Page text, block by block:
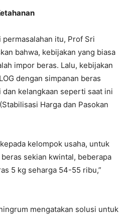
permasalahan itu, Prof Sri
bahwa, kebijakan yang biasa
impor beras. Lalu, kebijakan
dengan simpanan beras
kelangkaan seperti saat ini
Harga dan Pasokan
kelompok usaha, untuk
sekian kwintal, beberapa
5 kg seharga 54-55 ribu,”
mengatakan solusi untuk